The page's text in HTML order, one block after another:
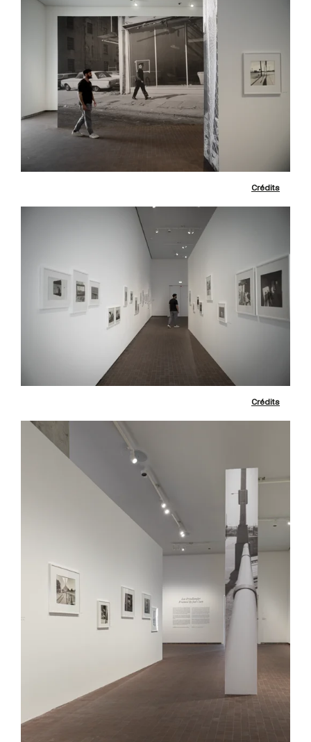
Crédits
Crédits